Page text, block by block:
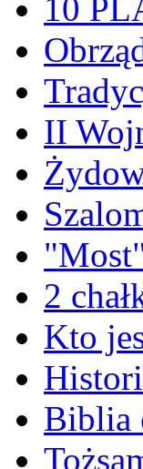
10
II
2
Kto
Biblia